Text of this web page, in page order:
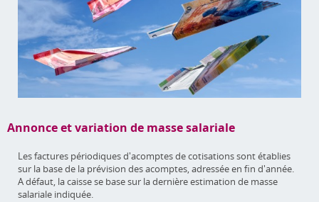
Annonce et variation de masse salariale
Les factures périodiques d'acomptes de cotisations sont établies
sur la base de la prévision des acomptes, adressée en fin d'année.
A défaut, la caisse se base sur la dernière estimation de masse
salariale indiquée.